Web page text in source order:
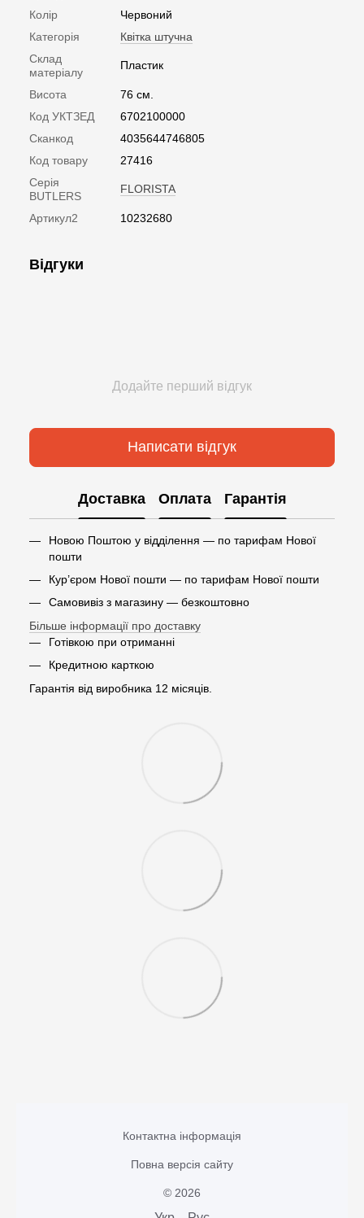
Колір
Червоний
Категорія
Квітка штучна
Склад
матеріалу
Пластик
Висота
76 см.
Код УКТЗЕД
6702100000
Сканкод
4035644746805
Код товару
27416
Серія
BUTLERS
FLORISTA
Артикул2 10232680
Відгуки
Додайте перший відгук
Написати відгук
Доставка Оплата Гарантія
Новою Поштою у відділення — по тарифам Нової
пошти
Кур’єром Нової пошти — по тарифам Нової пошти
Самовивіз з магазину — безкоштовно
Більше інформації про доставку
Готівкою при отриманні
Кредитною карткою
Гарантія від виробника 12 місяців.
Контактна інформація
Повна версія сайту
© 2026